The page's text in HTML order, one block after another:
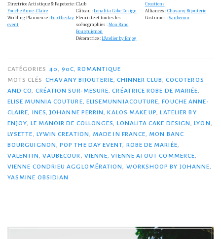
Directrice Artistique & Papeterie :
Fouche Anne-Claire
Wedding Planneuse : Pop the day
event
CLub
Gâteau :Lonalita Cake Design
Fleuriste et toutes les
scénographies :Mon Banc
Bourguignon
Décoratrice :L’Atelier by Enjoy
Creations
Alliances : Chavany Bijouterie
Costumes : Vaubecour
CATÉGORIES 40, 90C,ROMANTIQUE
MOTS CLÉS CHAVANY BIJOUTERIE, CHINNER CLUB, COCOTEROS
AND CO, CRÉATION SUR-MESURE,CRÉATRICE ROBE DE MARIÉE,
ELISE MUNNIA COUTURE, ELISEMUNNIACOUTURE,FOUCHE ANNE-
CLAIRE, INES,JOHANNE PERRIN,KALOS MAKE UP, L'ATELIER BY
ENJOY, LE MANOIR DE COLLONGES, LONALITA CAKE DESIGN,LYON,
LYSETTE, LYWIN CREATION, MADE IN FRANCE, MON BANC
BOURGUIGNON,POP THE DAY EVENT, ROBE DE MARIÉE,
VALENTIN, VAUBECOUR, VIENNE,VIENNE ATOUT COMMERCE,
VIENNE CONDRIEU AGGLOMÉRATION, WORKSHOOP BY JOHANNE,
YASMINE OBSIDIAN